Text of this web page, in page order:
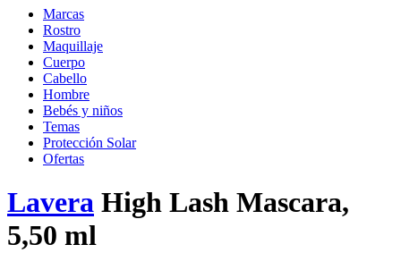
Marcas
Rostro
Maquillaje
Cuerpo
Cabello
Hombre
Bebés y niños
Temas
Protección Solar
Ofertas
Lavera High Lash Mascara,
5,50 ml